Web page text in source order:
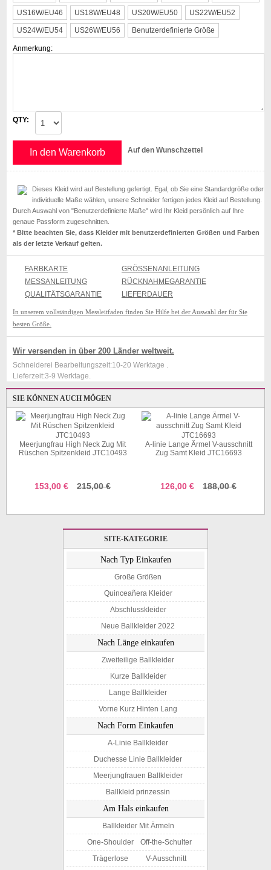
US16W/EU46 US18W/EU48 US20W/EU50 US22W/EU52
US24W/EU54 US26W/EU56 Benutzerdefinierte Größe
Anmerkung:
QTY:
In den Warenkorb Auf den Wunschzettel
Dieses Kleid wird auf Bestellung gefertigt. Egal, ob Sie eine Standardgröße oder
individuelle Maße wählen, unsere Schneider fertigen jedes Kleid auf Bestellung.
Durch Auswahl von "Benutzerdefinierte Maße" wird Ihr Kleid persönlich auf Ihre
genaue Passform zugeschnitten.
* Bitte beachten Sie, dass Kleider mit benutzerdefinierten Größen und Farben
als der letzte Verkauf gelten.
FARBKARTE
GRÖSSENANLEITUNG
MESSANLEITUNG
RÜCKNAHMEGARANTIE
QUALITÄTSGARANTIE
LIEFERDAUER
In unserem vollständigen Messleitfaden finden Sie Hilfe bei der Auswahl der für Sie
besten Größe.
Wir versenden in über 200 Länder weltweit.
Schneiderei Bearbeitungszeit:10-20 Werktage .
Lieferzeit:3-9 Werktage.
SIE KÖNNEN AUCH MÖGEN
Meerjungfrau High Neck Zug Mit
Rüschen Spitzenkleid JTC10493
153,00 € 215,00 €
A-linie Lange Ärmel V-ausschnitt
Zug Samt Kleid JTC16693
126,00 € 188,00 €
SITE-KATEGORIE
Nach Typ Einkaufen
Große Größen
Quinceañera Kleider
Abschlusskleider
Neue Ballkleider 2022
Nach Länge einkaufen
Zweiteilige Ballkleider
Kurze Ballkleider
Lange Ballkleider
Vorne Kurz Hinten Lang
Nach Form Einkaufen
A-Linie Ballkleider
Duchesse Linie Ballkleider
Meerjungfrauen Ballkleider
Ballkleid prinzessin
Am Hals einkaufen
Ballkleider Mit Ärmeln
One-Shoulder
Off-the-Schulter
Trägerlose
V-Ausschnitt